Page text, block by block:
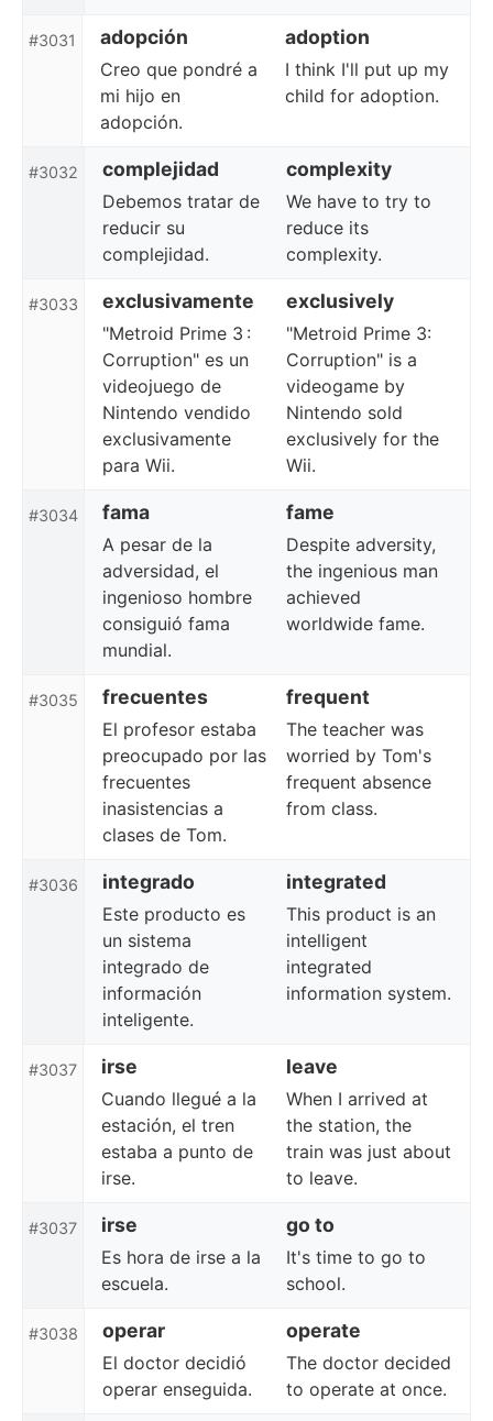
#3031 adopción adoption
Creo que pondré a
mi hijo en
adopción.
I think I'll put up my
child for adoption.
#3032 complejidad complexity
Debemos tratar de
reducir su
complejidad.
We have to try to
reduce its
complexity.
#3033 exclusivamente exclusively
"Metroid Prime 3 :
Corruption" es un
videojuego de
Nintendo vendido
exclusivamente
para Wii.
"Metroid Prime 3:
Corruption" is a
videogame by
Nintendo sold
exclusively for the
Wii.
#3034 fama fame
A pesar de la
adversidad, el
ingenioso hombre
consiguió fama
mundial.
Despite adversity,
the ingenious man
achieved
worldwide fame.
#3035 frecuentes frequent
El profesor estaba
preocupado por las
frecuentes
inasistencias a
clases de Tom.
The teacher was
worried by Tom's
frequent absence
from class.
#3036 integrado integrated
Este producto es
un sistema
integrado de
información
inteligente.
This product is an
intelligent
integrated
information system.
#3037 irse leave
Cuando llegué a la
estación, el tren
estaba a punto de
irse.
When I arrived at
the station, the
train was just about
to leave.
#3037 irse go to
Es hora de irse a la
escuela.
It's time to go to
school.
#3038 operar operate
El doctor decidió
operar enseguida.
The doctor decided
to operate at once.